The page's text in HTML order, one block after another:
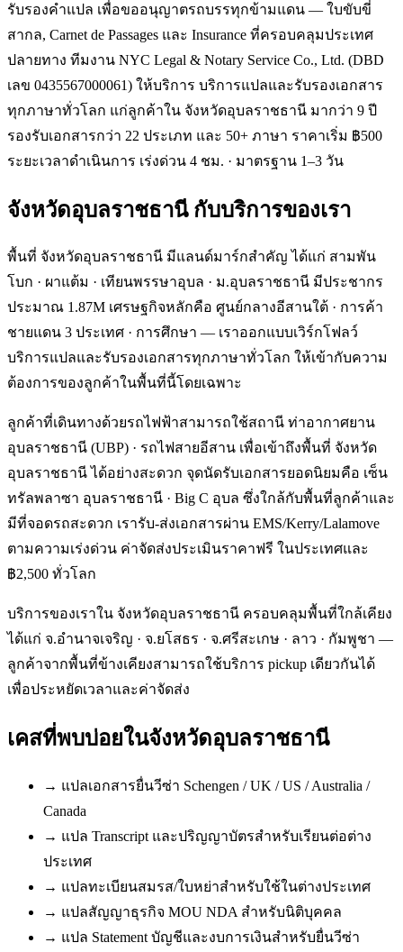
รับรองคำแปล เพื่อขออนุญาตรถบรรทุกข้ามแดน — ใบขับขี่
สากล, Carnet de Passages และ Insurance ที่ครอบคลุมประเทศ
ปลายทาง ทีมงาน NYC Legal & Notary Service Co., Ltd. (DBD
เลข 0435567000061) ให้บริการ บริการแปลและรับรองเอกสาร
ทุกภาษาทั่วโลก แก่ลูกค้าใน จังหวัดอุบลราชธานี มากว่า 9 ปี
รองรับเอกสารกว่า 22 ประเภท และ 50+ ภาษา ราคาเริ่ม ฿500
ระยะเวลาดำเนินการ เร่งด่วน 4 ชม. · มาตรฐาน 1–3 วัน
จังหวัดอุบลราชธานีกับบริการของเรา
พื้นที่ จังหวัดอุบลราชธานี มีแลนด์มาร์กสำคัญ ได้แก่ สามพัน
โบก · ผาแต้ม · เทียนพรรษาอุบล · ม.อุบลราชธานี มีประชากร
ประมาณ 1.87M เศรษฐกิจหลักคือ ศูนย์กลางอีสานใต้ · การค้า
ชายแดน 3 ประเทศ · การศึกษา — เราออกแบบเวิร์กโฟลว์
บริการแปลและรับรองเอกสารทุกภาษาทั่วโลก ให้เข้ากับความ
ต้องการของลูกค้าในพื้นที่นี้โดยเฉพาะ
ลูกค้าที่เดินทางด้วยรถไฟฟ้าสามารถใช้สถานี ท่าอากาศยาน
อุบลราชธานี (UBP) · รถไฟสายอีสาน เพื่อเข้าถึงพื้นที่ จังหวัด
อุบลราชธานี ได้อย่างสะดวก จุดนัดรับเอกสารยอดนิยมคือ เซ็น
ทรัลพลาซา อุบลราชธานี · Big C อุบล ซึ่งใกล้กับพื้นที่ลูกค้าและ
มีที่จอดรถสะดวก เรารับ-ส่งเอกสารผ่าน EMS/Kerry/Lalamove
ตามความเร่งด่วน ค่าจัดส่งประเมินราคาฟรี ในประเทศและ
฿2,500 ทั่วโลก
บริการของเราใน จังหวัดอุบลราชธานี ครอบคลุมพื้นที่ใกล้เคียง
ได้แก่ จ.อำนาจเจริญ · จ.ยโสธร · จ.ศรีสะเกษ · ลาว · กัมพูชา —
ลูกค้าจากพื้นที่ข้างเคียงสามารถใช้บริการ pickup เดียวกันได้
เพื่อประหยัดเวลาและค่าจัดส่ง
เคสที่พบบ่อยในจังหวัดอุบลราชธานี
→ แปลเอกสารยื่นวีซ่า Schengen / UK / US / Australia /
Canada
→ แปล Transcript และปริญญาบัตรสำหรับเรียนต่อต่าง
ประเทศ
→ แปลทะเบียนสมรส/ใบหย่าสำหรับใช้ในต่างประเทศ
→ แปลสัญญาธุรกิจ MOU NDA สำหรับนิติบุคคล
→ แปล Statement บัญชีและงบการเงินสำหรับยื่นวีซ่า